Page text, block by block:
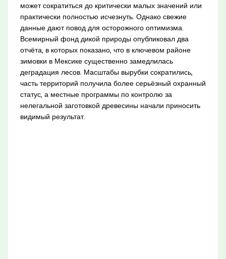
может сократиться до критически малых значений или
практически полностью исчезнуть. Однако свежие
данные дают повод для осторожного оптимизма.
Всемирный фонд дикой природы опубликовал два
отчёта, в которых показано, что в ключевом районе
зимовки в Мексике существенно замедлилась
деградация лесов. Масштабы вырубки сократились,
часть территорий получила более серьёзный охранный
статус, а местные программы по контролю за
нелегальной заготовкой древесины начали приносить
видимый результат.